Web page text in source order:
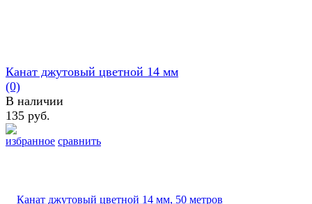
избранное сравнить
Канат джутовый цветной 14 мм
(0)
В наличии
135 руб.